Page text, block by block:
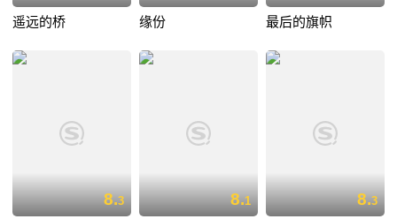
遥远的桥 缘份 最后的旗帜
8.3 8.1 8.3